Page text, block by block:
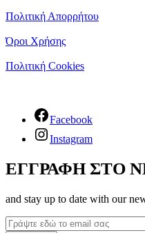
Πολιτική Απορρήτου
Όροι Χρήσης
Πολιτική Cookies
Facebook
Instagram
ΕΓΓΡΑΦΗ ΣΤΟ
and stay up to date with our